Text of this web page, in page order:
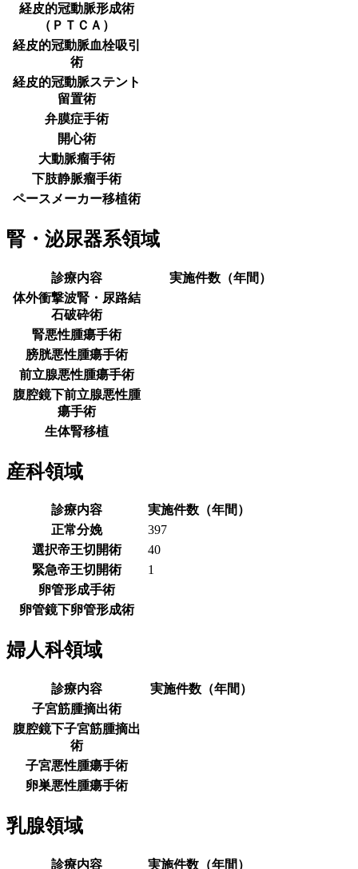
経皮的冠動脈形成術
（ＰＴＣＡ）
経皮的冠動脈血栓吸引
術
経皮的冠動脈ステント
留置術
弁膜症手術
開心術
大動脈瘤手術
下肢静脈瘤手術
ペースメーカー移植術
腎・泌尿器系領域
診療内容
実施件数（年間）
体外衝撃波腎・尿路結
石破砕術
腎悪性腫瘍手術
膀胱悪性腫瘍手術
前立腺悪性腫瘍手術
腹腔鏡下前立腺悪性腫
瘍手術
生体腎移植
産科領域
診療内容
実施件数（年間）
正常分娩
397
選択帝王切開術
40
緊急帝王切開術
1
卵管形成手術
卵管鏡下卵管形成術
婦人科領域
診療内容
実施件数（年間）
子宮筋腫摘出術
腹腔鏡下子宮筋腫摘出
術
子宮悪性腫瘍手術
卵巣悪性腫瘍手術
乳腺領域
診療内容 実施件数（年間）